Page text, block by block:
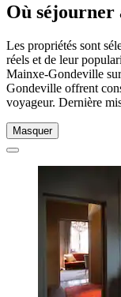
Où séjourner
Les propriétés sont
réels et de leur
Mainxe-Gondeville
Gondeville offrent
voyageur. Dernière
Masquer